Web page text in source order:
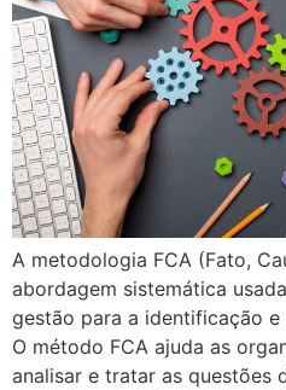
A metodologia FCA (Fato,
abordagem sistemática
gestão para a identificação
O método FCA ajuda as
analisar e tratar as questões